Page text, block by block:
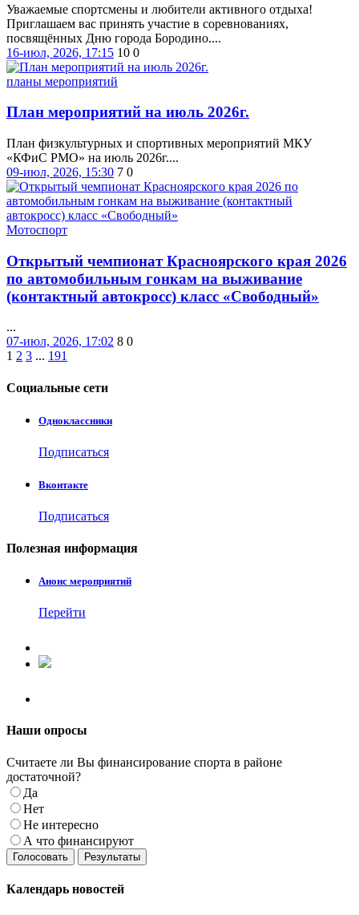
Уважаемые спортсмены и любители активного отдыха!
Приглашаем вас принять участие в соревнованиях,
посвящённых Дню города Бородино....
16-июл, 2026, 17:15 10 0
планы мероприятий
План мероприятий на июль 2026г.
План физкультурных и спортивных мероприятий МКУ
«КФиС РМО» на июль 2026г....
09-июл, 2026, 15:30 7 0
Мотоспорт
Открытый чемпионат Красноярского края 2026
по автомобильным гонкам на выживание
(контактный автокросс) класс «Свободный»
...
07-июл, 2026, 17:02 8 0
1 2 3 ... 191
Социальные сети
Одноклассники
Подписаться
Вконтакте
Подписаться
Полезная информация
Анонс мероприятий
Перейти
Наши опросы
Считаете ли Вы финансирование спорта в районе
достаточной?
Да
Нет
Не интересно
А что финансируют
Голосовать Результаты
Календарь новостей